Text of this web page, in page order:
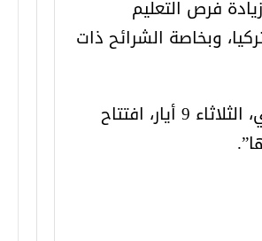
فرص التعليم
وبخاصة الشرائح ذات
الجامعة أعلنت في بيان نشر على موقعها الرسمي، الثلاثاء 9 أيار، افتتاح